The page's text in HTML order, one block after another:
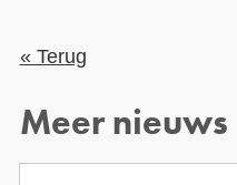
« Terug
Meer nieuws